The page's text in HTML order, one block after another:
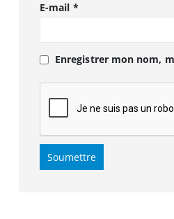
E-mail *
Enregistrer mon nom,